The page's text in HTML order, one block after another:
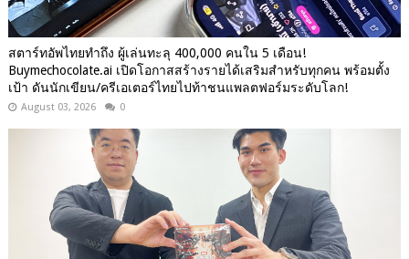
สตาร์ทอัพไทยทำถึง ผู้เล่นทะลุ 400,000 คนใน 5 เดือน!
Buymechocolate.ai เปิดโอกาสสร้างรายได้เสริมสำหรับทุกคน พร้อมตั้ง
เป้า ดันนักเขียน/ครีเอเตอร์ไทยไปท้าชนแพลตฟอร์มระดับโลก!
August 03, 2026 0